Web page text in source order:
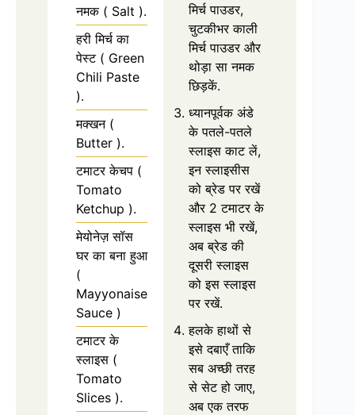
नमक ( Salt ).
हरी मिर्च का
पेस्ट ( Green
Chili Paste
).
मक्खन (
Butter ).
टमाटर केचप (
Tomato
Ketchup ).
मेयोनेज़ सॉस
घर का बना हुआ
(
Mayyonaise
Sauce )
टमाटर के
स्लाइस (
Tomato
Slices ).
मिर्च पाउडर,
चुटकीभर काली
मिर्च पाउडर और
थोड़ा सा नमक
छिड़कें.
ध्यानपूर्वक अंडे
के पतले-पतले
स्लाइस काट लें,
इन स्लाइसीस
को ब्रेड पर रखें
और 2 टमाटर के
स्लाइस भी रखें,
अब ब्रेड की
दूसरी स्लाइस
को इस स्लाइस
पर रखें.
हलके हाथों से
इसे दबाएँ ताकि
सब अच्छी तरह
से सेट हो जाए,
अब एक तरफ